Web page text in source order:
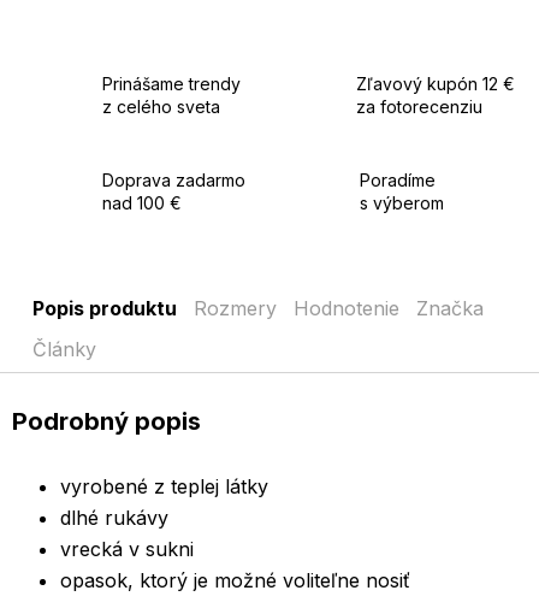
Prinášame trendy
z celého sveta
Zľavový kupón 12 €
za fotorecenziu
Doprava zadarmo
nad 100 €
Poradíme
s výberom
Popis produktu Rozmery Hodnotenie
Značka
Články
Podrobný popis
vyrobené z teplej látky
dlhé rukávy
vrecká v sukni
opasok, ktorý je možné voliteľne nosiť